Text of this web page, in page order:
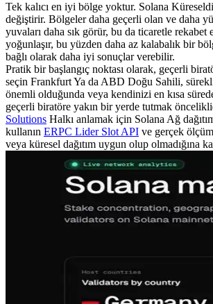
Tek kalıcı en iyi bölge yoktur. Solana
değiştirir. Bölgeler daha geçerli olan ve daha
yuvaları daha sık görür, bu da ticaretle rekabet
yoğunlaşır, bu yüzden daha az kalabalık bir
bağlı olarak daha iyi sonuçlar verebilir.
Pratik bir başlangıç noktası olarak, geçerli
seçin Frankfurt Ya da ABD Doğu Sahili,
önemli olduğunda veya kendinizi en kısa
geçerli biratöre yakın bir yerde tutmak
Solutions Halkı anlamak için Solana Ağ
kullanın ERPC Lider Slot API ve gerçek
veya küresel dağıtım uygun olup olmadığına